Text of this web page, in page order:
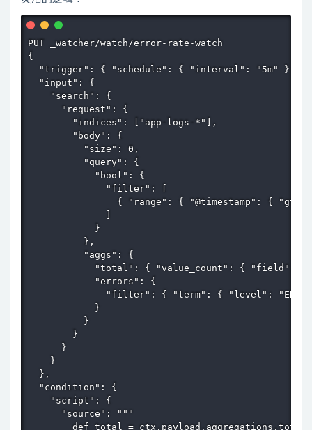
PUT _watcher/watch/error-rate-watch
{
  "trigger": { "schedule": { "interval": "5m" } },
  "input": {
    "search": {
      "request": {
        "indices": ["app-logs-*"],
        "body": {
          "size": 0,
          "query": {
            "bool": {
              "filter": [
{ "range": { "@timestamp": {
            }
          },
          "aggs": {
"total": { "value_count": { "field":
            "errors": {
"filter": { "term": { "level":
            }
          }
        }
      }
    }
  },
  "condition": {
    "script": {
      "source": """
def total =